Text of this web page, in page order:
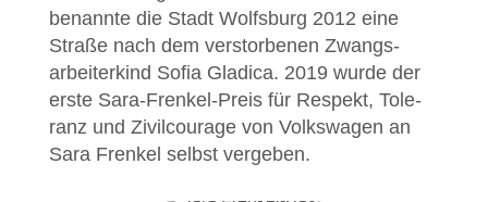
benannte die Stadt Wolfs­burg 2012 eine
Straße nach dem verstor­benen Zwangs­
arbeiter­kind Sofia Gladica. 2019 wurde der
erste Sara-Frenkel-Preis für Respekt, Tole­
ranz und Zivil­courage von Volks­wagen an
Sara Frenkel selbst vergeben.